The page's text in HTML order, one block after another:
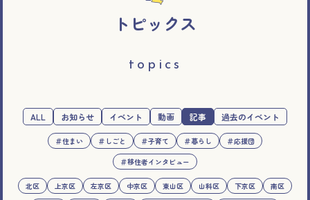
トピックス
topics
ALL お知らせ イベント 動画 記事 過去のイベント
＃住まい ＃しごと ＃子育て ＃暮らし
＃応援団
＃移住者インタビュー
北区 上京区 左京区 中京区 東山区 山科区 下京区
南区